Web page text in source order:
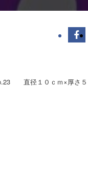
直径１０ｃｍ×厚さ５